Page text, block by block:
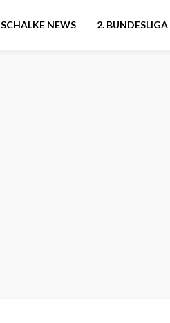
SCHALKE NEWS 2. BUNDESLIGA